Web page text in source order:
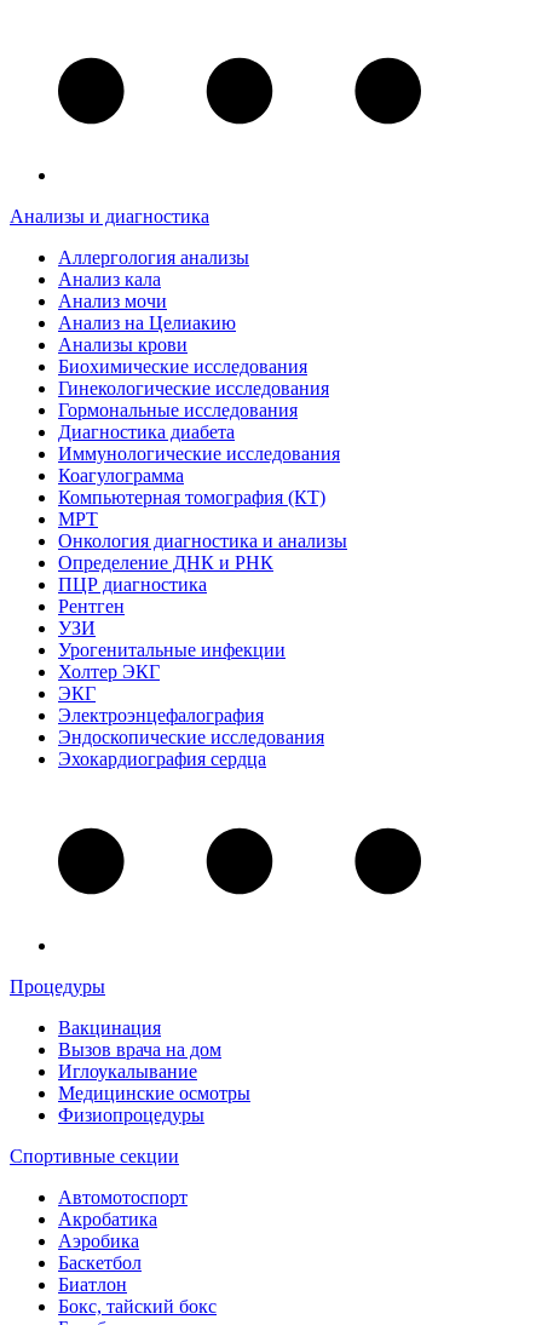
Анализы и диагностика
Аллергология анализы
Анализ кала
Анализ мочи
Анализ на Целиакию
Анализы крови
Биохимические исследования
Гинекологические исследования
Гормональные исследования
Диагностика диабета
Иммунологические исследования
Коагулограмма
Компьютерная томография (КТ)
МРТ
Онкология диагностика и анализы
Определение ДНК и РНК
ПЦР диагностика
Рентген
УЗИ
Урогенитальные инфекции
Холтер ЭКГ
ЭКГ
Электроэнцефалография
Эндоскопические исследования
Эхокардиография сердца
Процедуры
Вакцинация
Вызов врача на дом
Иглоукалывание
Медицинские осмотры
Физиопроцедуры
Спортивные секции
Автомотоспорт
Акробатика
Аэробика
Баскетбол
Биатлон
Бокс, тайский бокс